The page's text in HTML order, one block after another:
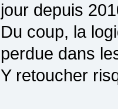
jour depuis
Du coup, la
perdue dans
Y retoucher